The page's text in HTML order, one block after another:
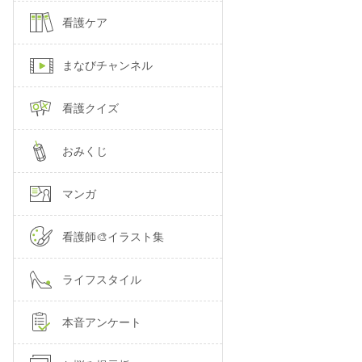
看護ケア
まなびチャンネル
看護クイズ
おみくじ
マンガ
看護師🎨イラスト集
ライフスタイル
本音アンケート